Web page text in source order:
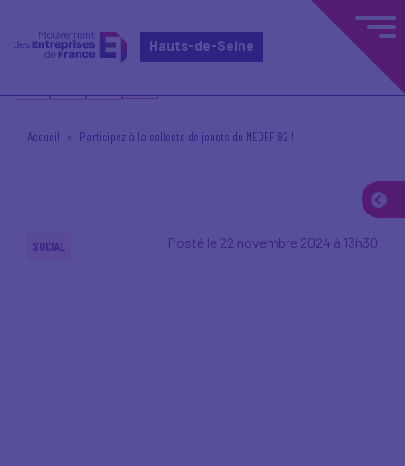
Hauts-de-Seine
Accueil Participez à la collecte de jouets du MEDEF 92 !
SOCIAL Posté le 22 novembre 2024 à 13h30